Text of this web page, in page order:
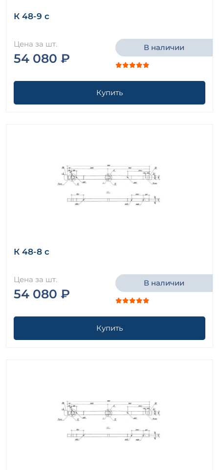
К 48-9 с
Цена за шт.
54 080 ₽
В наличии
Купить
К 48-8 с
Цена за шт.
54 080 ₽
В наличии
Купить